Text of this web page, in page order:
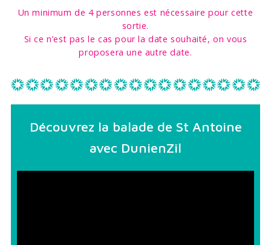
Un minimum de 4 personnes est nécessaire pour cette
sortie.
Si ce n’est pas le cas pour la date souhaité, on vous
proposera une autre date.
Découvrez la balade de St Antoine
avec DunienZîl